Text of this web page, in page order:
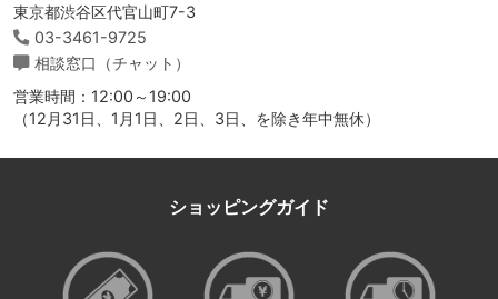
東京都渋谷区代官山町7-3
03-3461-9725
相談窓口（チャット）
営業時間：12:00～19:00
（12月31日、1月1日、2日、3日、を除き年中無休）
ショッピングガイド